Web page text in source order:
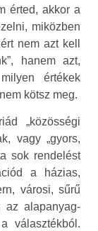
érted, akkor a
miközben
nem azt kell
hanem azt,
értékek
kötsz meg.
„közösségi
vagy „gyors,
sok rendelést
a házias,
városi, sűrű
az alapanyag-
választékból.